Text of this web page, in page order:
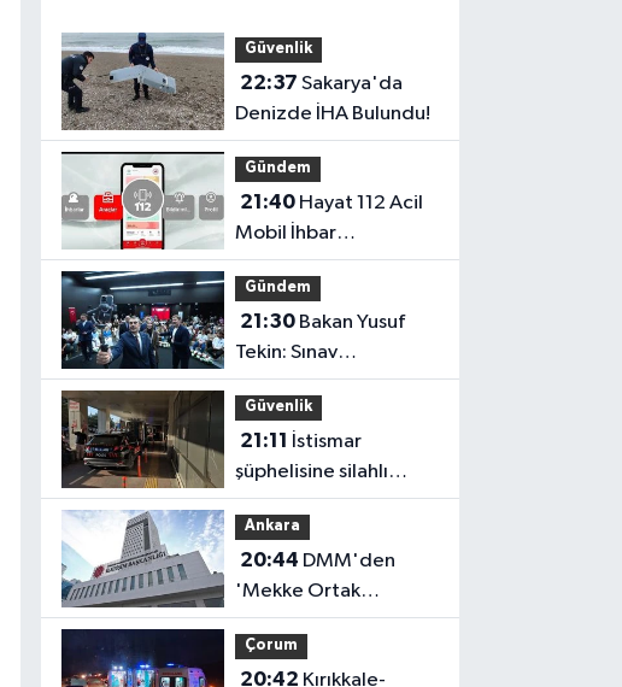
Güvenlik
22:37 Sakarya'da
Denizde İHA Bulundu!
Gündem
21:40
Mobil İhbar
Uygulaması İçin Kamu
Spotu Yayında!
Gündem
21:30
Tekin: Sınav
Sisteminde Değişiklik
Yok, Sorular Yeni
Müfredata Uygun
Olacak
Güvenlik
21:11
şüphelisine silahlı
saldırı
Ankara
20:44
'Mekke Ortak
Savunma Anlaşması'
İddialarına Yalanlama
Çorum
20:42